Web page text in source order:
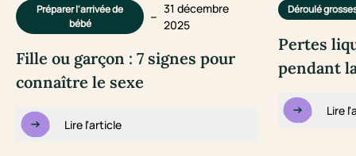
Préparer l'arrivée de
bébé
– 31 décembre
2025
Fille ou garçon : 7 signes pour
connaître le sexe
Lire l'article
Déroulé
Pertes
pendant
Lire